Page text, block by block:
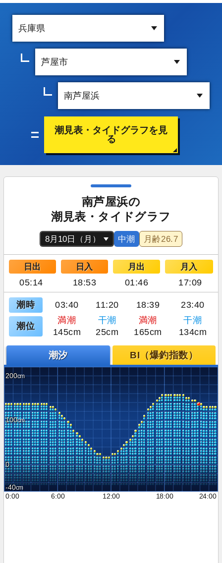
潮見表・タイドグラフを見
る
南芦屋浜の
潮見表・タイドグラフ
中潮 月齢26.7
日出 日入 月出 月入
05:14 18:53 01:46 17:09
潮時 03:40 11:20 18:39 23:40
潮位
満潮 干潮 満潮
干潮
145cm
25cm 165cm 134cm
潮汐 BI（爆釣指数）
200
100
0
-40
0:00
6:00 12:00 18:00 24:00